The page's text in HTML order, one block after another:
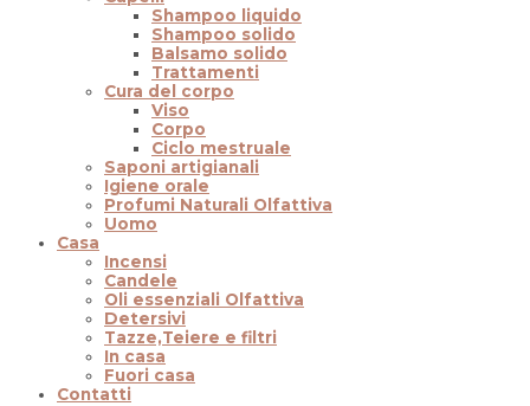
Shampoo liquido
Shampoo solido
Balsamo solido
Trattamenti
Cura del corpo
Viso
Corpo
Ciclo mestruale
Saponi artigianali
Igiene orale
Profumi Naturali Olfattiva
Uomo
Casa
Incensi
Candele
Oli essenziali Olfattiva
Detersivi
Tazze,Teiere e filtri
In casa
Fuori casa
Contatti